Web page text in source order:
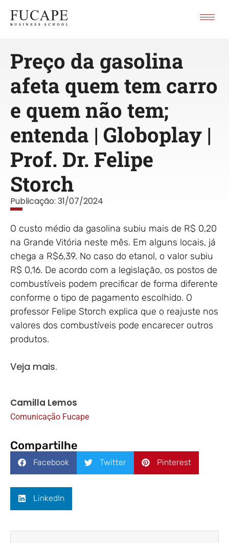
Preço da gasolina
afeta quem tem carro
e quem não tem;
entenda | Globoplay |
Prof. Dr. Felipe
Storch
Publicação: 31/07/2024
O custo médio da gasolina subiu mais de R$ 0,20
na Grande Vitória neste mês. Em alguns locais, já
chega a R$6,39. No caso do etanol, o valor subiu
R$ 0,16. De acordo com a legislação, os postos de
combustíveis podem precificar de forma diferente
conforme o tipo de pagamento escolhido. O
professor Felipe Storch explica que o reajuste nos
valores dos combustíveis pode encarecer outros
produtos.
Veja mais.
Camilla Lemos
Comunicação Fucape
Compartilhe
Facebook Twitter Pinterest
LinkedIn